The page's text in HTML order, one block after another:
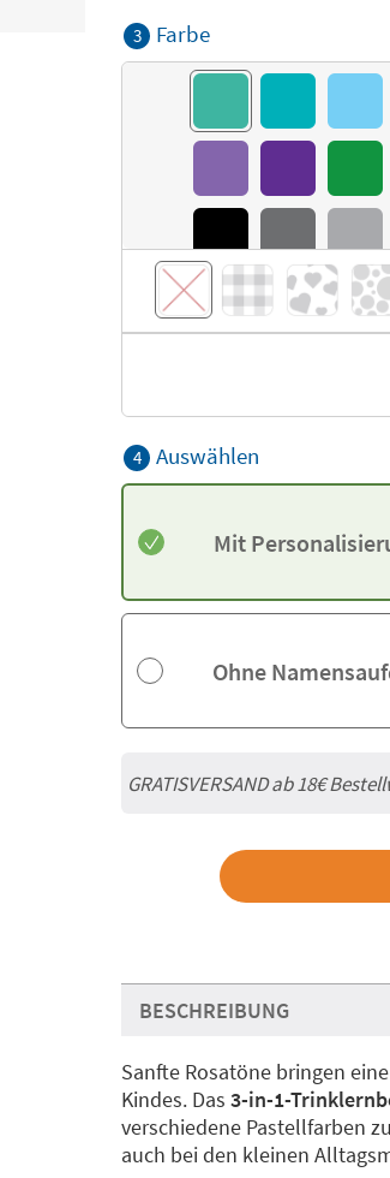
3 Farbe
4 Auswählen
Mit
Ohne
GRATISVERSAND ab18€
BESCHREIBUNG
Sanfte Rosatöne bringen
Kindes. Das 3-in-1-
verschiedene Pastellfarben
auch bei den kleinen